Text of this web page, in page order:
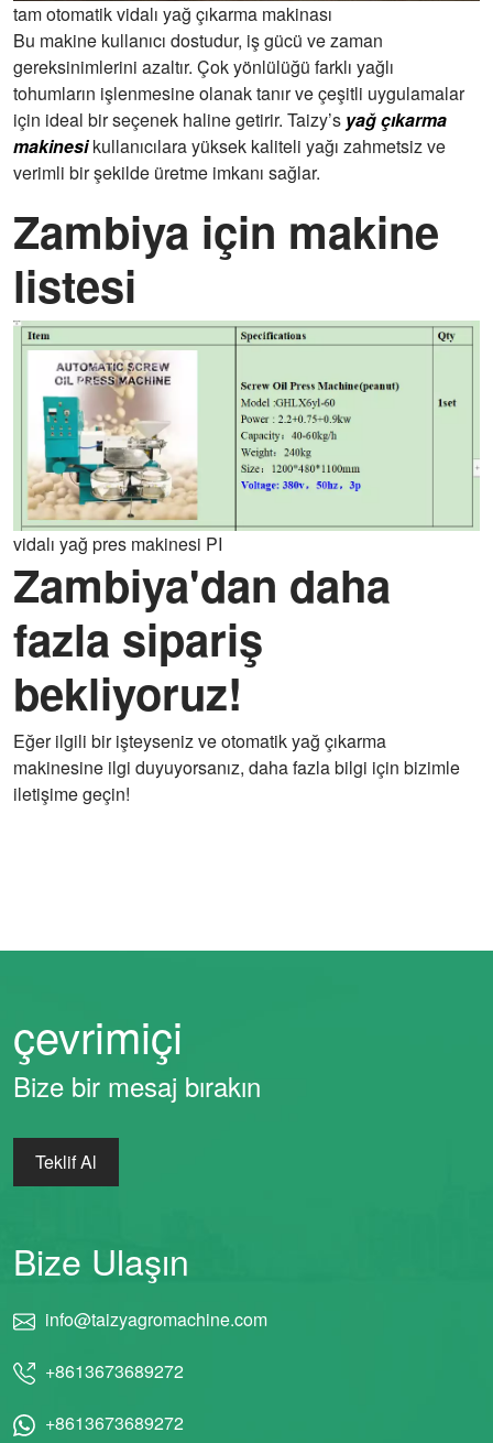
tam otomatik vidalı yağ çıkarma makinası
Bu makine kullanıcı dostudur, iş gücü ve zaman
gereksinimlerini azaltır. Çok yönlülüğü farklı yağlı
tohumların işlenmesine olanak tanır ve çeşitli uygulamalar
için ideal bir seçenek haline getirir. Taizy’s yağ çıkarma
makinesikullanıcılara yüksek kaliteli yağı zahmetsiz ve
verimli bir şekilde üretme imkanı sağlar.
Zambiya için makine
listesi
vidalı yağ pres makinesi PI
Zambiya'dan daha
fazla sipariş
bekliyoruz!
Eğer ilgili bir işteyseniz ve otomatik yağ çıkarma
makinesine ilgi duyuyorsanız, daha fazla bilgi için bizimle
iletişime geçin!
çevrimiçi
Bize bir mesaj bırakın
Teklif Al
Bize Ulaşın
info@taizyagromachine.com
+8613673689272
+8613673689272